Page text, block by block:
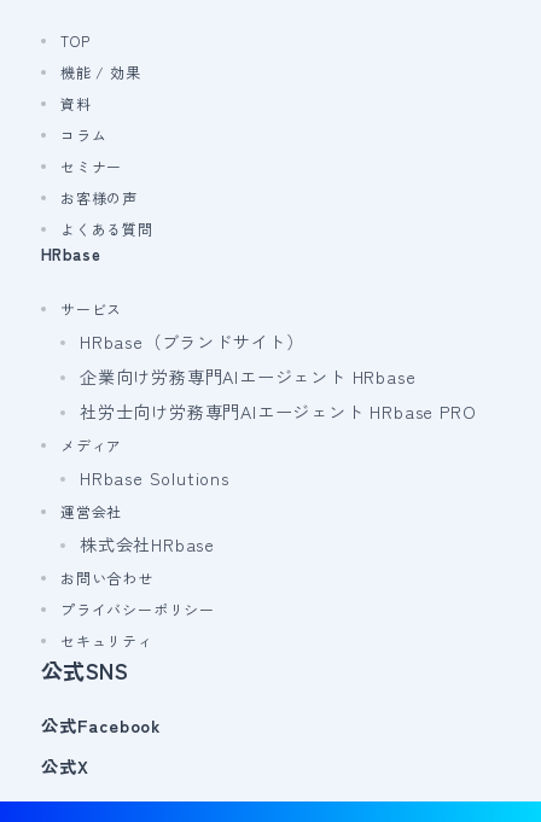
TOP
機能 / 効果
資料
コラム
セミナー
お客様の声
よくある質問
HRbase
サービス
HRbase（ブランドサイト）
企業向け労務専門AIエージェント HRbase
社労士向け労務専門AIエージェント HRbase PRO
メディア
HRbase Solutions
運営会社
株式会社HRbase
お問い合わせ
プライバシーポリシー
セキュリティ
公式SNS
公式Facebook
公式X